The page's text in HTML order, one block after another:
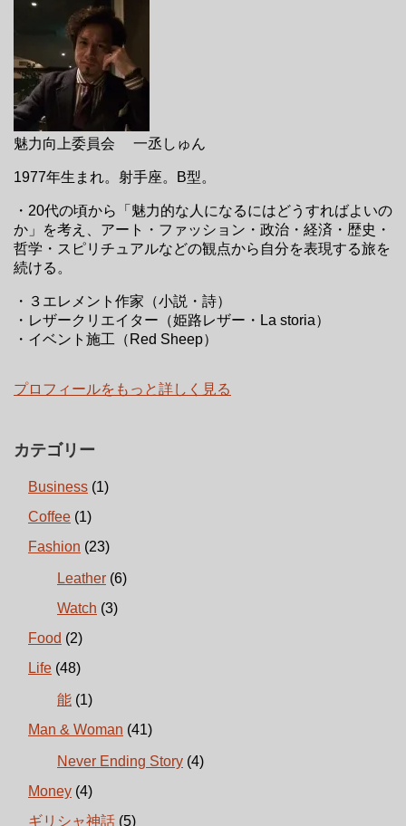
魅力向上委員会 一丞しゅん
1977年生まれ。射手座。B型。
・20代の頃から「魅力的な人になるにはどうすればよいの
か」を考え、アート・ファッション・政治・経済・歴史・
哲学・スピリチュアルなどの観点から自分を表現する旅を
続ける。
・３エレメント作家（小説・詩）
・レザークリエイター（姫路レザー・La storia）
・イベント施工（Red Sheep）
プロフィールをもっと詳しく見る
カテゴリー
Business (1)
Coffee (1)
Fashion (23)
Leather (6)
Watch (3)
Food (2)
Life (48)
能 (1)
Man & Woman (41)
Never Ending Story (4)
Money (4)
ギリシャ神話 (5)